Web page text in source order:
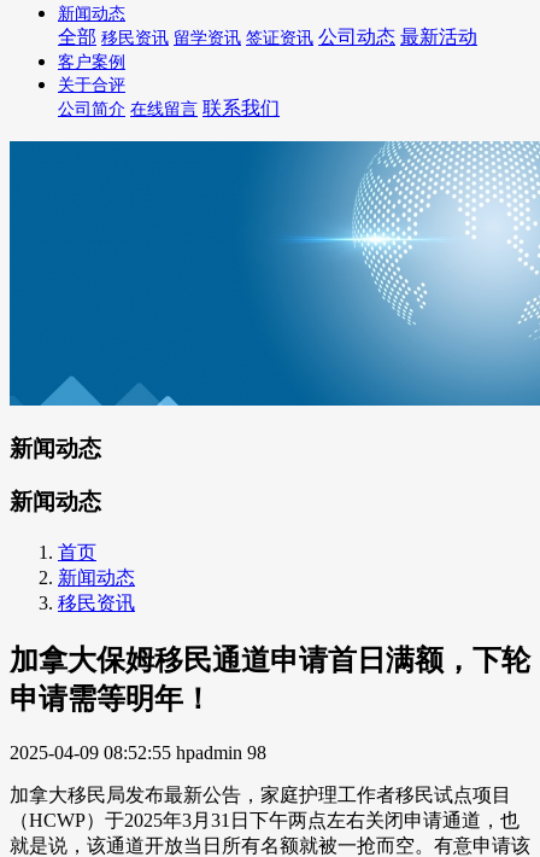
新闻动态
全部 移民资讯 留学资讯 签证资讯 公司动态 最新活动
客户案例
关于合评
公司简介 在线留言 联系我们
新闻动态
新闻动态
首页
新闻动态
移民资讯
加拿大保姆移民通道申请首日满额，下轮
申请需等明年！
2025-04-09 08:52:55 hpadmin 98
加拿大移民局发布最新公告，家庭护理工作者移民试点项目
（HCWP）于2025年3月31日下午两点左右关闭申请通道，也
就是说，该通道开放当日所有名额就被一抢而空。有意申请该